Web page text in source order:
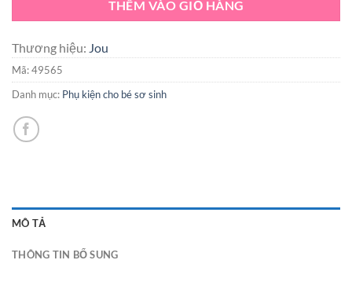
THÊM VÀO GIỎ HÀNG
Thương hiệu: Jou
Mã:49565
Danh mục: Phụ kiện cho bé sơ sinh
MÔ TẢ
THÔNG TIN BỔ SUNG